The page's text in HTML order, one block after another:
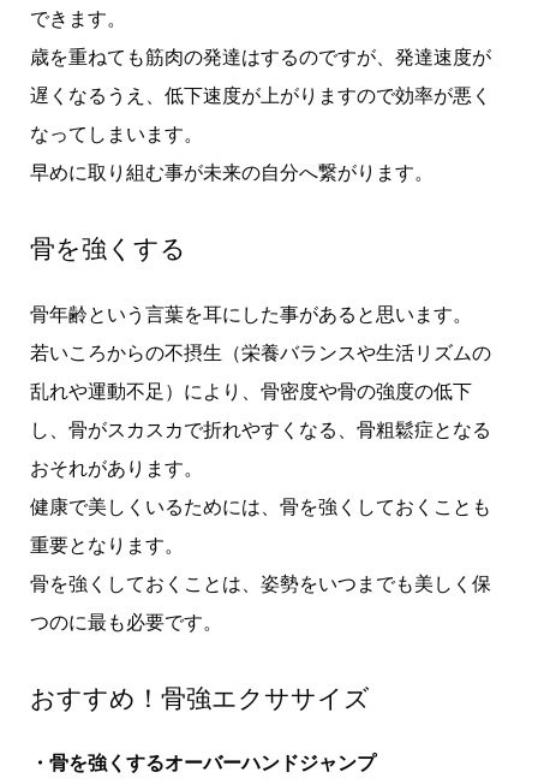
できます。
歳を重ねても筋肉の発達はするのですが、発達速度が
遅くなるうえ、低下速度が上がりますので効率が悪く
なってしまいます。
早めに取り組む事が未来の自分へ繋がります。
骨を強くする
骨年齢という言葉を耳にした事があると思います。
若いころからの不摂生（栄養バランスや生活リズムの
乱れや運動不足）により、骨密度や骨の強度の低下
し、骨がスカスカで折れやすくなる、骨粗鬆症となる
おそれがあります。
健康で美しくいるためには、骨を強くしておくことも
重要となります。
骨を強くしておくことは、姿勢をいつまでも美しく保
つのに最も必要です。
おすすめ！骨強エクササイズ
・骨を強くするオーバーハンドジャンプ